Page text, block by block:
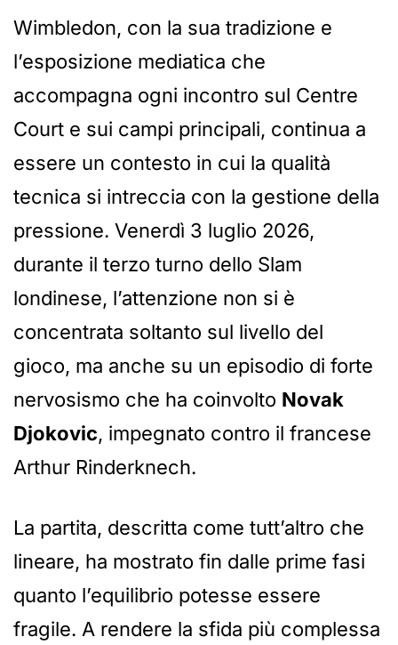
Wimbledon, con la sua tradizione e
l’esposizione mediatica che
accompagna ogni incontro sul Centre
Court e sui campi principali, continua a
essere un contesto in cui la qualità
tecnica si intreccia con la gestione della
pressione. Venerdì 3 luglio 2026,
durante il terzo turno dello Slam
londinese, l’attenzione non si è
concentrata soltanto sul livello del
gioco, ma anche su un episodio di forte
nervosismo che ha coinvolto Novak
Djokovic, impegnato contro il francese
Arthur Rinderknech.
La partita, descritta come tutt’altro che
lineare, ha mostrato fin dalle prime fasi
quanto l’equilibrio potesse essere
fragile. A rendere la sfida più complessa